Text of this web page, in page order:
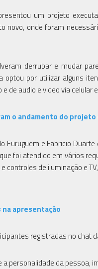
um projeto
novo, onde foram
derrubar e mudar
optou por utilizar alguns
de audio e video via
o andamento do
Furuguem e Fabricio Duarte
foi atendido em vários
controles de iluminação e
apresentação
registradas no chat
a personalidade da pessoa,